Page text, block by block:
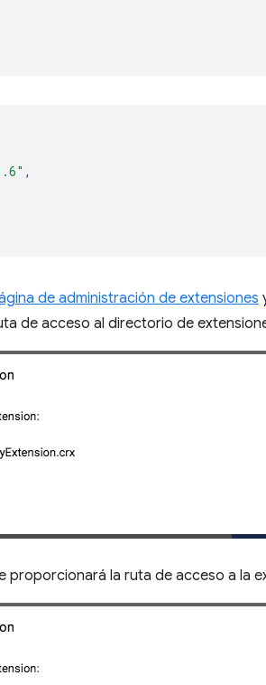
,
de administración de extensiones
de acceso al directorio de
proporcionará la ruta de acceso a la